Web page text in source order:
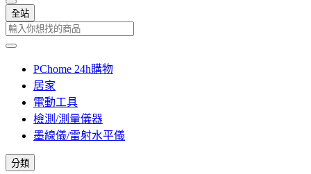
全站
PChome 24h購物
居家
電動工具
檢測/測量儀器
墨線儀/雷射水平儀
分類